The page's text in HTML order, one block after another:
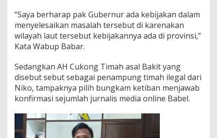
“Saya berharap pak Gubernur ada kebijakan dalam
menyelesaikan masalah tersebut di karenakan
wilayah laut tersebut kebijakannya ada di provinsi,”
Kata Wabup Babar.
Sedangkan AH Cukong Timah asal Bakit yang
disebut sebut sebagai penampung timah ilegal dari
Niko, tampaknya pilih bungkam ketiban menjawab
konfirmasi sejumlah jurnalis media online Babel.